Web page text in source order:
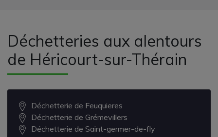
Déchetteries aux alentours
de Héricourt-sur-Thérain
Déchetterie de Feuquieres
Déchetterie de Grémevillers
Déchetterie de Saint-germer-de-fly